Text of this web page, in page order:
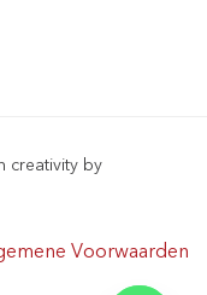
creativity by
Voorwaarden